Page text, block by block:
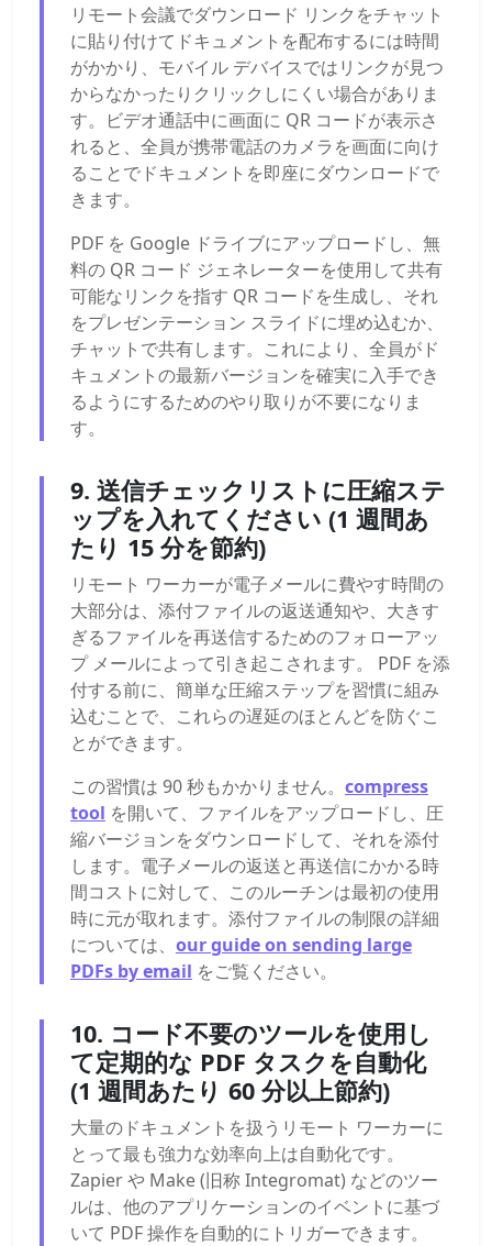
リモート会議でダウンロード リンクをチャット
に貼り付けてドキュメントを配布するには時間
がかかり、モバイル デバイスではリンクが見つ
からなかったりクリックしにくい場合がありま
す。ビデオ通話中に画面に QR コードが表示さ
れると、全員が携帯電話のカメラを画面に向け
ることでドキュメントを即座にダウンロードで
きます。
PDF を Google ドライブにアップロードし、無
料の QR コード ジェネレーターを使用して共有
可能なリンクを指す QR コードを生成し、それ
をプレゼンテーション スライドに埋め込むか、
チャットで共有します。これにより、全員がド
キュメントの最新バージョンを確実に入手でき
るようにするためのやり取りが不要になりま
す。
9. 送信チェックリストに圧縮ステ
ップを入れてください (1 週間あ
たり 15 分を節約)
リモート ワーカーが電子メールに費やす時間の
大部分は、添付ファイルの返送通知や、大きす
ぎるファイルを再送信するためのフォローアッ
プ メールによって引き起こされます。 PDF を添
付する前に、簡単な圧縮ステップを習慣に組み
込むことで、これらの遅延のほとんどを防ぐこ
とができます。
この習慣は 90 秒もかかりません。 compress
tool を開いて、ファイルをアップロードし、圧
縮バージョンをダウンロードして、それを添付
します。電子メールの返送と再送信にかかる時
間コストに対して、このルーチンは最初の使用
時に元が取れます。添付ファイルの制限の詳細
については、 our guide on sending large
PDFs by email をご覧ください。
10. コード不要のツールを使用し
て定期的な PDF タスクを自動化
(1 週間あたり 60 分以上節約)
大量のドキュメントを扱うリモート ワーカーに
とって最も強力な効率向上は自動化です。
Zapier や Make (旧称 Integromat) などのツー
ルは、他のアプリケーションのイベントに基づ
いて PDF 操作を自動的にトリガーできます。